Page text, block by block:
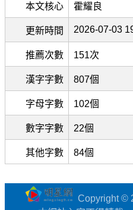
本文核心 霍耀良
更新時間 2026-07-03
推薦次數 151次
漢字字數 807個
字母字數 102個
數字字數 22個
其他字數 84個
Copyright ©